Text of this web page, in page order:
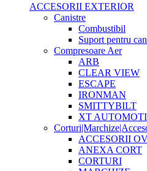
ACCESORII EXTERIOR
Canistre
Combustibil
Suport pentru
Compresoare Aer
ARB
CLEAR VIEW
ESCAPE
IRONMAN
SMITTYBILT
XT
ACCESORII
ANEXA CORT
CORTURI